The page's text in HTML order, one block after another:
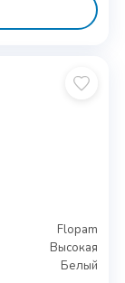
Flopam
Высокая
Белый